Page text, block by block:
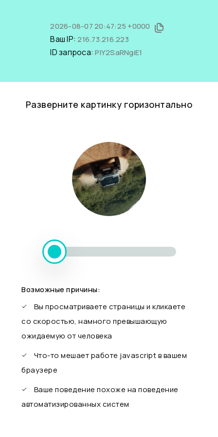
2026-08-07 20:47:25 +0000
Ваш IP:216.73.216.223
ID запроса:PlY2SaRNgiE1
Разверните картинку горизонтально
Возможные причины:
Вы просматриваете страницы и кликаете
со скоростью, намного превышающую
ожидаемую от человека
Что-то мешает работе javascript в вашем
браузере
Ваше поведение похоже на поведение
автоматизированных систем